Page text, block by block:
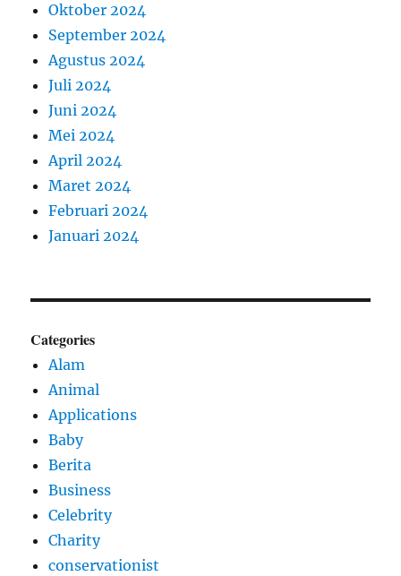
Oktober 2024
September 2024
Agustus 2024
Juli 2024
Juni 2024
Mei 2024
April 2024
Maret 2024
Februari 2024
Januari 2024
Categories
Alam
Animal
Applications
Baby
Berita
Business
Celebrity
Charity
conservationist